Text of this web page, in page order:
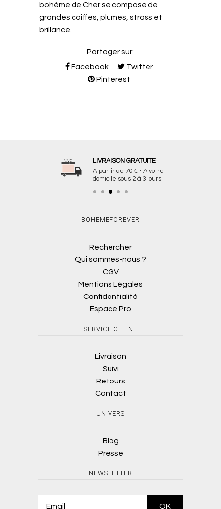
bohème de Cher se compose de
grandes coiffes, plumes, strass et
brillance.
Partager sur:
Facebook
Twitter
Pinterest
LIVRAISON GRATUITE
A partir de 70 € - A votre
domicile sous 2 à 3 jours
BOHEMEFOREVER
Rechercher
Qui sommes-nous ?
CGV
Mentions Légales
Confidentialité
Espace Pro
SERVICE CLIENT
Livraison
Suivi
Retours
Contact
UNIVERS
Blog
Presse
NEWSLETTER